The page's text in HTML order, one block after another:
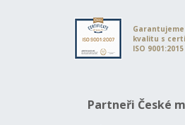
kvalitu s
ISO 9001:2015
Partneři České